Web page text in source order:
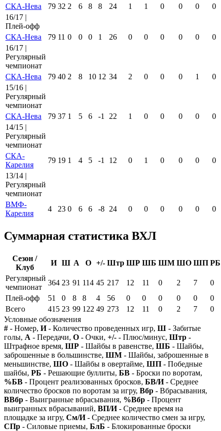
СКА-Нева
79 32 2 6 8 8 24 1 1 0 0 0
0
16/17 |
Плей-офф
СКА-Нева
79 11 0 0 0 1 26 0 0 0 0 0
0
16/17 |
Регулярный
чемпионат
СКА-Нева
79 40 2 8 10 12 34 2 0 0 0 1
0
15/16 |
Регулярный
чемпионат
СКА-Нева
79 37 1 5 6 -1 22 1 0 0 0 0
0
14/15 |
Регулярный
чемпионат
СКА-
Карелия
79 19 1 4 5 -1 12 0 1 0 0 0
0
13/14 |
Регулярный
чемпионат
ВМФ-
Карелия
4 23 0 6 6 -8 24 0 0 0 0 0 0
Суммарная статистика ВХЛ
Сезон /
Клуб
И Ш А О +/- Штр ШР ШБ ШМ ШО ШП РБ
Регулярный
чемпионат
364 23 91 114 45 217 12 11 0 2 7
0
Плей-офф
51 0 8 8 4 56 0 0 0 0 0
0
Всего
415 23 99 122 49 273 12 11 0 2 7
0
Условные обозначения
# - Номер, И- Количество проведенных игр, Ш - Забитые
голы, А - Передачи, О - Очки, +/- - Плюс/минус, Штр -
Штрафное время, ШР - Шайбы в равенстве, ШБ - Шайбы,
заброшенные в большинстве, ШМ - Шайбы, заброшенные в
меньшинстве, ШО - Шайбы в овертайме, ШП - Победные
шайбы, РБ - Решающие буллиты, БВ - Броски по воротам,
%БВ - Процент реализованных бросков, БВ/И- Среднее
количество бросков по воротам за игру, Вбр - Вбрасывания,
ВВбр - Выигранные вбрасывания, %Вбр - Процент
выигранных вбрасываний, ВП/И- Среднее время на
площадке за игру, См/И- Среднее количество смен за игру,
СПр - Силовые приемы, БлБ - Блокированные броски